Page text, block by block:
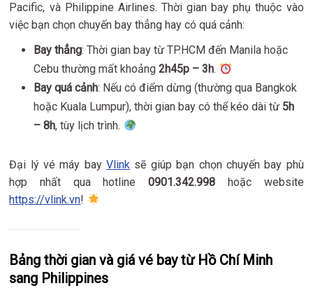
Pacific, và Philippine Airlines. Thời gian bay phụ thuộc vào
việc bạn chọn chuyến bay thẳng hay có quá cảnh:
Bay thẳng: Thời gian bay từ TP.HCM đến Manila hoặc
Cebu thường mất khoảng2h45p – 3h.
Bay quá cảnh: Nếu có điểm dừng (thường qua Bangkok
hoặc Kuala Lumpur), thời gian bay có thể kéo dài từ 5h
– 8h, tùy lịch trình.
Đại lý vé máy bayVlink sẽ giúp bạn chọn chuyến bay phù
hợp nhất qua hotline0901.342.998 hoặc website
https://vlink.vn!
Bảng thời gian và giá vé bay từ Hồ Chí Minh
sang Philippines